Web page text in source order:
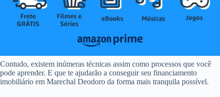
Contudo, existem inúmeras técnicas assim como processos que você
pode aprender. E que te ajudarão a conseguir seu financiamento
imobiliário em Marechal Deodoro da forma mais tranquila possível.